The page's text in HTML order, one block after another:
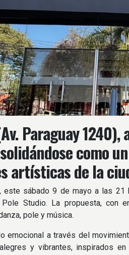
Paraguay
como
artísticas de la
este sábado 9 de mayo a las
Pole Studio. La propuesta,
pole y música.
emocional a través del
y vibrantes, inspirados